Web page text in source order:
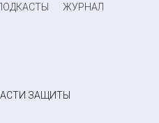
ЖУРНАЛ
ЗАЩИТЫ